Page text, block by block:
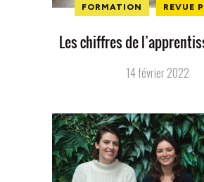
FORMATION REVUE
Les chiffres de
14 février 2022